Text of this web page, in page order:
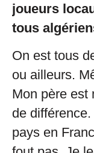
joueurs
tous
On est tous
ou ailleurs.
Mon père est
de
pays en